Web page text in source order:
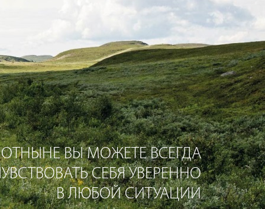
ОТНЫНЕ ВЫ МОЖЕТЕ ВСЕГДА
СЕБЯ УВЕРЕННО
В ЛЮБОЙ СИТУАЦИИ